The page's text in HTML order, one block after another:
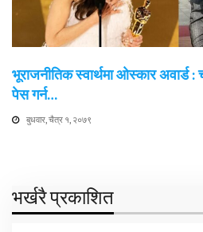
भूराजनीतिक स्वार्थमा ओस्कार अवार्ड :
पेस गर्न…
बुधवार, चैत्र १, २०७९
भर्खरै प्रकाशित